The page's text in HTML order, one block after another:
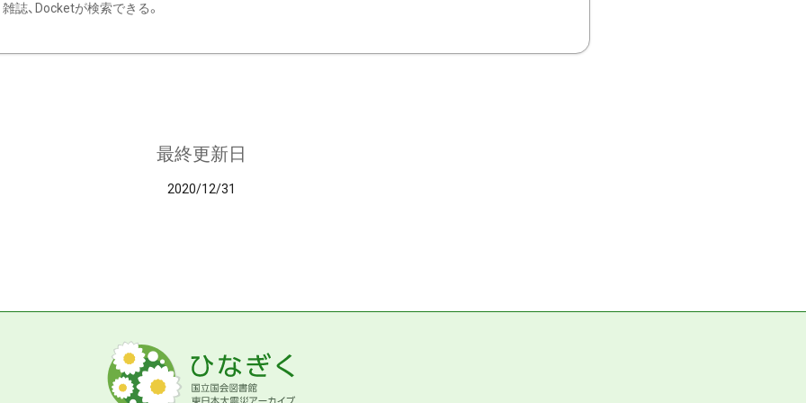
雑誌、Docketが検索できる。
最終更新日
2020/12/31